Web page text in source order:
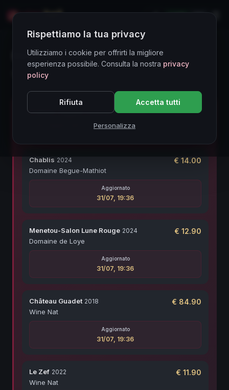
LIVE
Directory Vini
121402 etichette monitorate
Ultimi Aggiornamenti Prezzo
vini aggiornati di recente
Aggiorna
Chablis 2024
Domaine Begue-Mathiot
€ 14.00
Aggiornato
31/07, 19:36
Menetou-Salon Lune Rouge 2024
Domaine de Loye
€ 12.90
Aggiornato
31/07, 19:36
Château Guadet 2018
Wine Nat
€ 84.90
Aggiornato
31/07, 19:36
Le Zef 2022
Wine Nat
€ 11.90
Rispettiamo la tua privacy
Utilizziamo i cookie per offrirti la migliore
esperienza possibile. Consulta la nostra privacy
policy
Rifiuta Accetta tutti
Personalizza